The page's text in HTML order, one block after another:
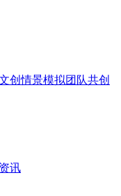
创情景模拟团队共创
讯